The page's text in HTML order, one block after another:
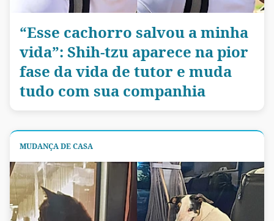
“Esse cachorro salvou a minha
vida”: Shih-tzu aparece na pior
fase da vida de tutor e muda
tudo com sua companhia
MUDANÇA DE CASA